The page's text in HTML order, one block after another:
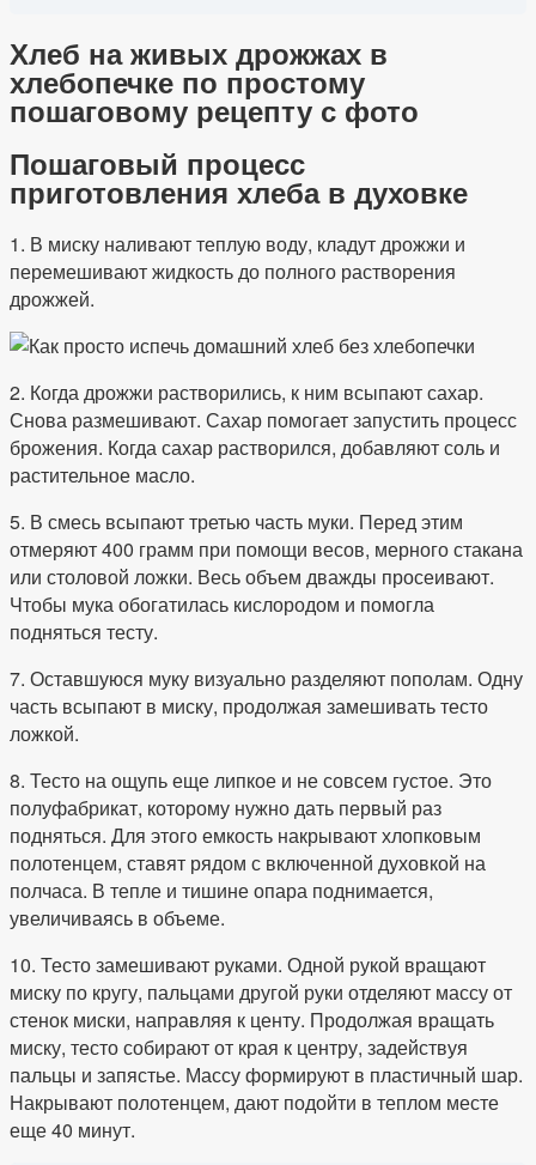
Хлеб на живых дрожжах в
хлебопечке по простому
пошаговому рецепту с фото
Пошаговый процесс
приготовления хлеба в духовке
1. В миску наливают теплую воду, кладут дрожжи и
перемешивают жидкость до полного растворения
дрожжей.
2. Когда дрожжи растворились, к ним всыпают сахар.
Снова размешивают. Сахар помогает запустить процесс
брожения. Когда сахар растворился, добавляют соль и
растительное масло.
5. В смесь всыпают третью часть муки. Перед этим
отмеряют 400 грамм при помощи весов, мерного стакана
или столовой ложки. Весь объем дважды просеивают.
Чтобы мука обогатилась кислородом и помогла
подняться тесту.
7. Оставшуюся муку визуально разделяют пополам. Одну
часть всыпают в миску, продолжая замешивать тесто
ложкой.
8. Тесто на ощупь еще липкое и не совсем густое. Это
полуфабрикат, которому нужно дать первый раз
подняться. Для этого емкость накрывают хлопковым
полотенцем, ставят рядом с включенной духовкой на
полчаса. В тепле и тишине опара поднимается,
увеличиваясь в объеме.
10. Тесто замешивают руками. Одной рукой вращают
миску по кругу, пальцами другой руки отделяют массу от
стенок миски, направляя к центу. Продолжая вращать
миску, тесто собирают от края к центру, задействуя
пальцы и запястье. Массу формируют в пластичный шар.
Накрывают полотенцем, дают подойти в теплом месте
еще 40 минут.